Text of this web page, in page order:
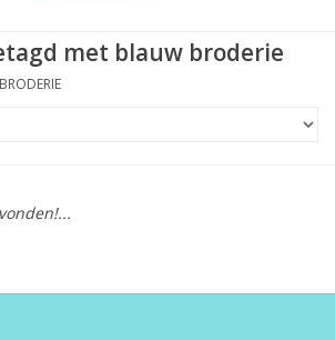
met blauw broderie